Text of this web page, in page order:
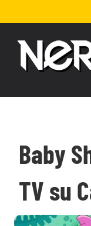
al
Baby
TV su